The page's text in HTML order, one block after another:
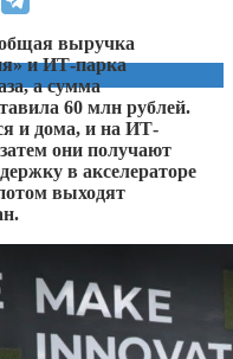
общая выручка
и ИТ-парка
а сумма
60 млн рублей.
и дома, и на ИТ-
они получают
в акселераторе
выходят